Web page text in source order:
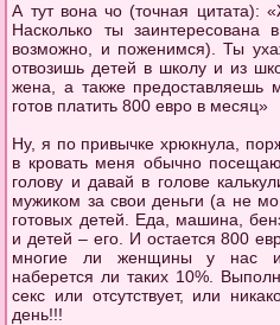
А тут вона чо (точная цитата):
Насколько ты заинтересована
возможно, и поженимся). Ты
отвозишь детей в школу и из
жена, а также
готов платить 800 евро в месяц»
Ну, я по привычке хрюкнула,
в кровать меня обычно
голову и давай в голове
мужиком за свои деньги (а не
готовых детей. Еда, машина,
и детей – его. И остается 800
многие ли женщины у нас
наберется ли таких 10%.
секс или отсутствует, или
день!!!